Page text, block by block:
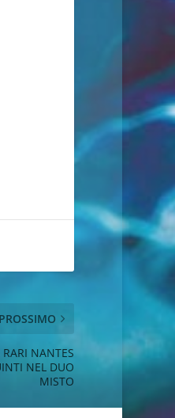
PROSSIMO
NANTES
NEL DUO
MISTO